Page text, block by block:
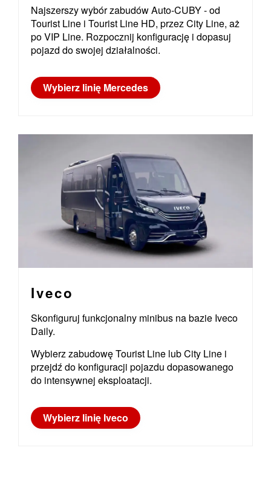
Najszerszy wybór zabudów Auto-CUBY - od
Tourist Line i Tourist Line HD, przez City Line, aż
po VIP Line. Rozpocznij konfigurację i dopasuj
pojazd do swojej działalności.
Wybierz linię Mercedes
Iveco
Skonfiguruj funkcjonalny minibus na bazie Iveco
Daily.
Wybierz zabudowę Tourist Line lub City Line i
przejdź do konfiguracji pojazdu dopasowanego
do intensywnej eksploatacji.
Wybierz linię Iveco